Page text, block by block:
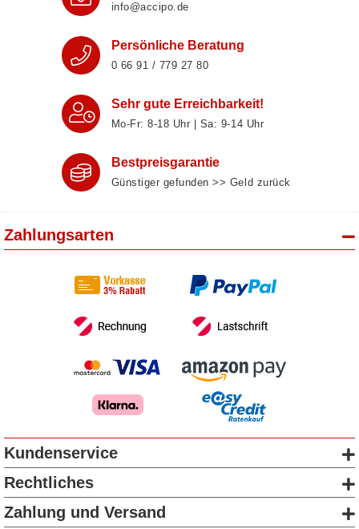
info@accipo.de
Persönliche Beratung
0 66 91 / 779 27 80
Sehr gute Erreichbarkeit!
Mo-Fr: 8‑18 Uhr | Sa: 9‑14 Uhr
Bestpreisgarantie
Günstiger gefunden >> Geld zurück
Zahlungsarten
Kundenservice
Rechtliches
Zahlung und Versand